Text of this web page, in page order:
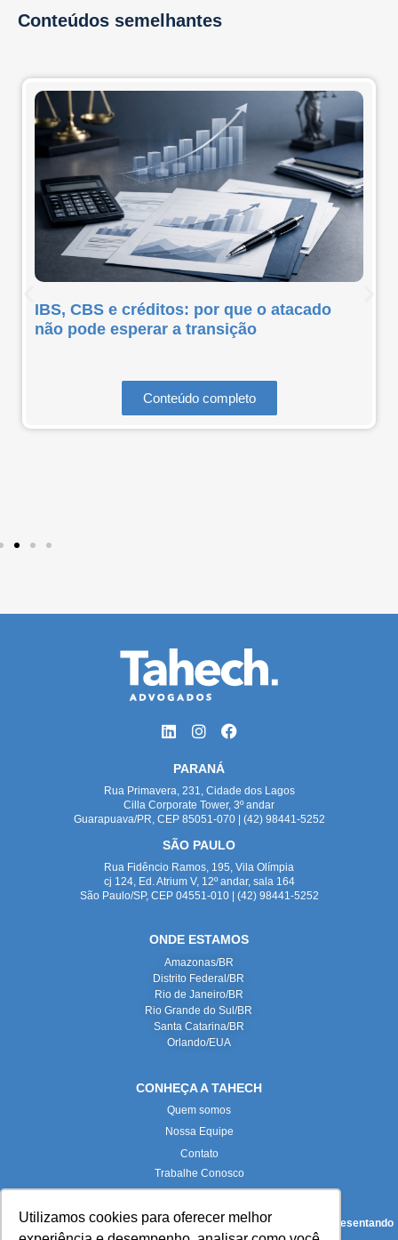
Utilizamos cookies para oferecer melhor
Conteúdos semelhantes
IBS, CBS e créditos: por que o atacado
não pode esperar a transição
Conteúdo completo
PARANÁ
Rua Primavera, 231, Cidade dos Lagos
Cilla Corporate Tower, 3º andar
Guarapuava/PR, CEP 85051-070 | (42) 98441-5252
SÃO PAULO
Rua Fidêncio Ramos, 195, Vila Olímpia
cj 124, Ed. Atrium V, 12º andar, sala 164
São Paulo/SP, CEP 04551-010 | (42) 98441-5252
ONDE ESTAMOS
Amazonas/BR
Distrito Federal/BR
Rio de Janeiro/BR
Rio Grande do Sul/BR
Santa Catarina/BR
Orlando/EUA
CONHEÇA A TAHECH
Quem somos
Nossa Equipe
Contato
Trabalhe Conosco
Todas as imagens deste site foram produzidas internamente, representando